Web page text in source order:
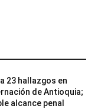
23 hallazgos en
de Antioquia;
alcance penal